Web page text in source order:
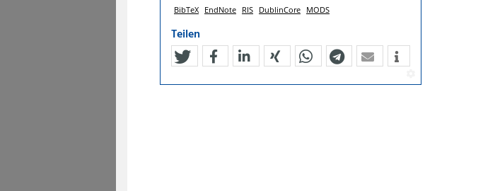
BibTeX EndNote RIS DublinCore MODS
Teilen